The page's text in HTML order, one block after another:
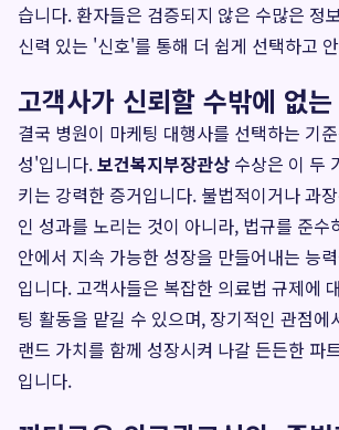
습니다. 환자들은 검증되지 않은 수많은 정
신력 있는 '신호'를 통해 더 쉽게 선택하고
고객사가 신뢰할 수밖에 없
결국 병원이 마케팅 대행사를 선택하는 기
성'입니다.보건복지부장관상 수상은 이 두
키는 강력한 증거입니다. 불법적이거나 과
인 성과를 노리는 것이 아니라, 법규를 준수
안에서 지속 가능한 성장을 만들어내는 능
입니다. 고객사들은 복잡한 의료법 규제에
팅 활동을 맡길 수 있으며, 장기적인 관점에
랜드 가치를 함께 성장시켜 나갈 든든한 파
입니다.